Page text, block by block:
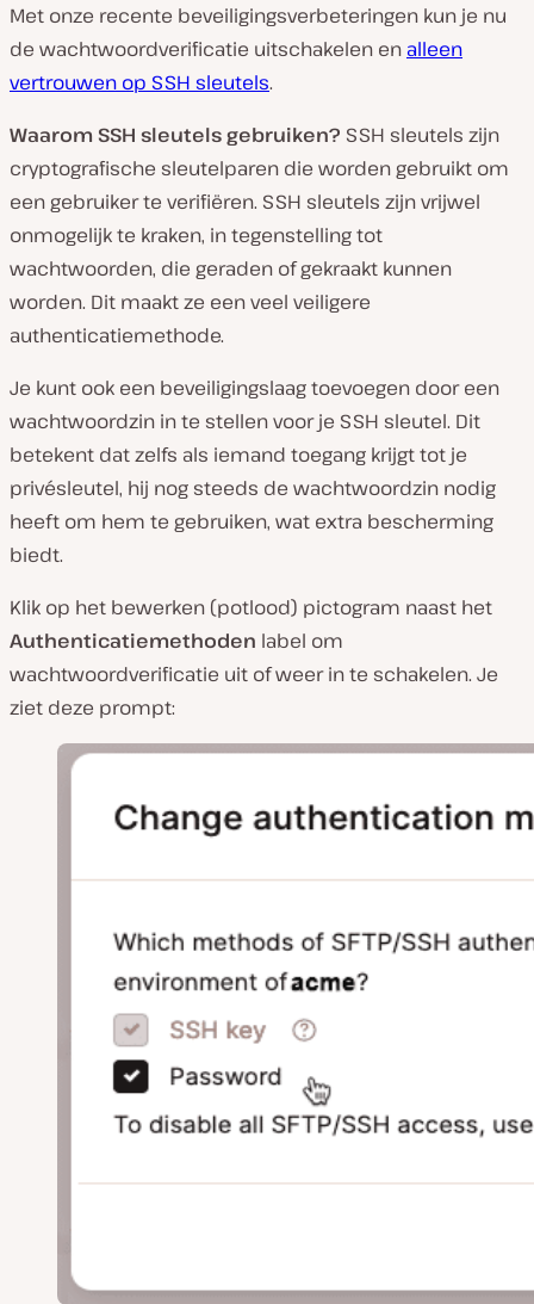
Met onze recente beveiligingsverbeteringen kun je nu
de wachtwoordverificatie uitschakelen en alleen
vertrouwen op SSH sleutels.
Waarom SSH sleutels gebruiken? SSH sleutels zijn
cryptografische sleutelparen die worden gebruikt om
een gebruiker te verifiëren. SSH sleutels zijn vrijwel
onmogelijk te kraken, in tegenstelling tot
wachtwoorden, die geraden of gekraakt kunnen
worden. Dit maakt ze een veel veiligere
authenticatiemethode.
Je kunt ook een beveiligingslaag toevoegen door een
wachtwoordzin in te stellen voor je SSH sleutel. Dit
betekent dat zelfs als iemand toegang krijgt tot je
privésleutel, hij nog steeds de wachtwoordzin nodig
heeft om hem te gebruiken, wat extra bescherming
biedt.
Klik op het bewerken (potlood) pictogram naast het
Authenticatiemethoden label om
wachtwoordverificatie uit of weer in te schakelen. Je
ziet deze prompt: